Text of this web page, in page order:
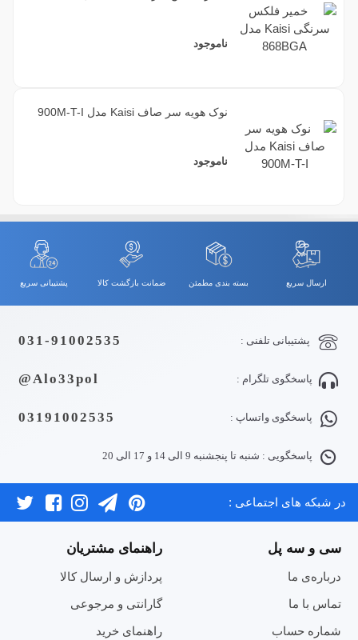
ناموجود
نوک هویه سر صاف Kaisi مدل 900M-T-I
ناموجود
ارسال سریع بسته بندی مطمئن ضمانت بازگشت کالا پشتیبانی سریع
پشتیبانی تلفنی : 031-91002535
پاسخگوی تلگرام : Alo33pol@
پاسخگوی واتساپ : 03191002535
پاسخگویی : شنبه تا پنجشنبه 9 الی 14 و 17 الی 20
در شبکه های اجتماعی :
سی و سه پل
درباره‌ی ما
تماس با ما
شماره حساب
راهنمای مشتریان
پردازش و ارسال کالا
گارانتی و مرجوعی
راهنمای خرید